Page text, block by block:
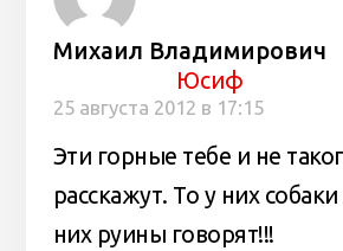
Михаил Владимирович
Юсиф
25 августа 2012 в 17:15
Эти горные тебе и не
расскажут. То у них
них руины говорят!!!